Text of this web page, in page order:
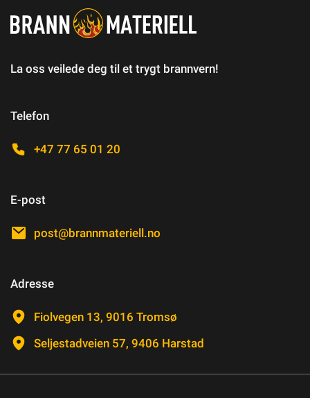
La oss veilede deg til et trygt brannvern!
Telefon
+47 77 65 01 20
E-post
post@brannmateriell.no
Adresse
Fiolvegen 13, 9016 Tromsø
Seljestadveien 57, 9406 Harstad